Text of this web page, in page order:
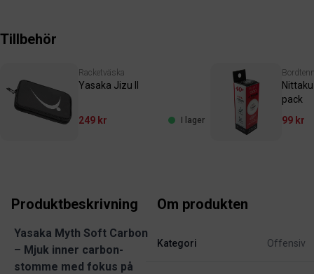
Tillbehör
Racketväska
Yasaka Jizu II
249 kr I lager
pack
99 kr
Produktbeskrivning
Yasaka Myth Soft Carbon
– Mjuk inner carbon-
stomme med fokus på
Om produkten
Kategori Offensiv